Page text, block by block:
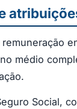
médio
Social,